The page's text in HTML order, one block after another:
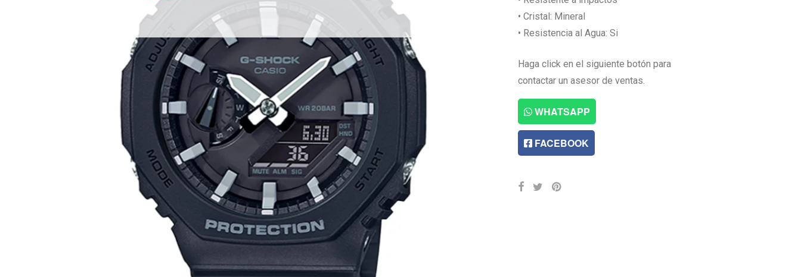
• Cristal: Mineral
• Resistencia al Agua: Si
Haga click en el siguiente botón para
contactar un asesor de ventas.
WHATSAPP
FACEBOOK